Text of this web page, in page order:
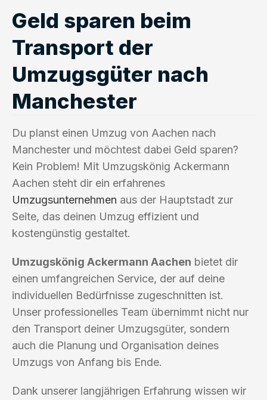
Geld sparen beim
Transport der
Umzugsgüter nach
Manchester
Du planst einen Umzug von Aachen nach
Manchester und möchtest dabei Geld sparen?
Kein Problem! Mit Umzugskönig Ackermann
Aachen steht dir ein erfahrenes
Umzugsunternehmen aus der Hauptstadt zur
Seite, das deinen Umzug effizient und
kostengünstig gestaltet.
Umzugskönig Ackermann Aachen bietet dir
einen umfangreichen Service, der auf deine
individuellen Bedürfnisse zugeschnitten ist.
Unser professionelles Team übernimmt nicht nur
den Transport deiner Umzugsgüter, sondern
auch die Planung und Organisation deines
Umzugs von Anfang bis Ende.
Dank unserer langjährigen Erfahrung wissen wir